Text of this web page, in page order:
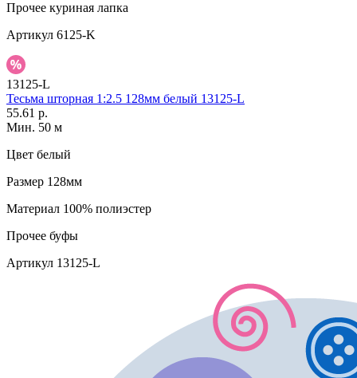
Прочее куриная лапка
Артикул 6125-K
13125-L
Тесьма шторная 1:2.5 128мм белый 13125-L
55.61 р.
Мин. 50 м
Цвет белый
Размер 128мм
Материал 100% полиэстер
Прочее буфы
Артикул 13125-L